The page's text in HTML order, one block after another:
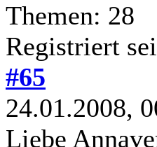
Themen: 28
Registriert
#65
24.01.2008,
Liebe